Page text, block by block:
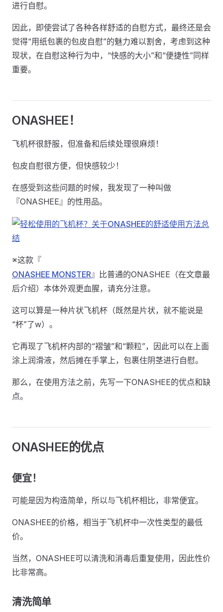
进行自慰。
因此，即使尝试了各种各样舒适的自慰方式，最终还是会
觉得“用纸包裹的包皮自慰”的魅力难以割舍，考虑到这种
现状，在自慰这种行为中，“快感的大小”和“便捷性”同样
重要。
ONASHEE！
飞机杯很舒服，但准备和后续处理很麻烦！
包皮自慰很方便，但快感较少！
在感受到这些问题的时候，我发现了一种叫做
『ONASHEE』的性用品。
※这款『
ONASHEE MONSTER』比普通的ONASHEE（在文章最
后介绍）本体外观更血腥，请充分注意。
这可以算是一种片状飞机杯（既然是片状，就不能说是
“杯”了w）。
它再现了飞机杯内部的“褶皱”和“颗粒”，因此可以在上面
涂上润滑液，然后摊在手掌上，包裹住阴茎进行自慰。
那么，在使用方法之前，先写一下ONASHEE的优点和缺
点。
ONASHEE的优点
便宜！
可能是因为构造简单，所以与飞机杯相比，非常便宜。
ONASHEE的价格，相当于飞机杯中一次性类型的最低
价。
当然，ONASHEE可以清洗和消毒后重复使用，因此性价
比非常高。
清洗简单